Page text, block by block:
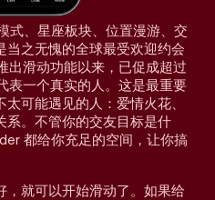
式、星座板块、位置漫游、交
当之无愧的全球最受欢迎约会
出滑动功能以来，已促成超过
表一个真实的人。这是最重要
可能遇见的人：爱情火花、
系。不管你的交友目标是什
都给你充足的空间，让你搞
，就可以开始滑动了。如果给